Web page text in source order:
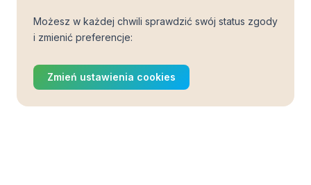
Możesz w każdej chwili sprawdzić swój status zgody
i zmienić preferencje:
Zmień ustawienia cookies